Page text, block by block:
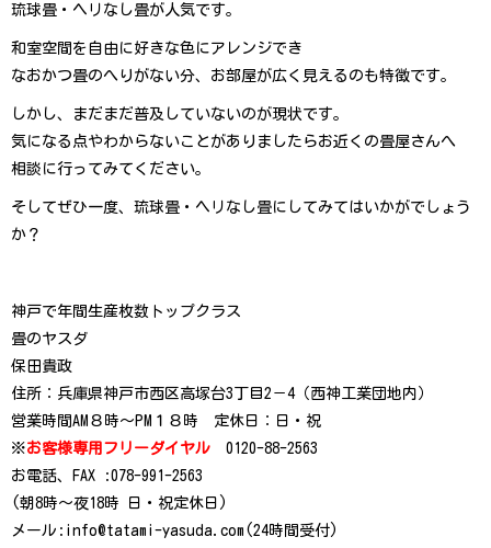
琉球畳・ヘリなし畳が人気です。
和室空間を自由に好きな色にアレンジでき
なおかつ畳のへりがない分、お部屋が広く見えるのも特徴です。
しかし、まだまだ普及していないのが現状です。
気になる点やわからないことがありましたらお近くの畳屋さんへ
相談に行ってみてください。
そしてぜひ一度、琉球畳・ヘリなし畳にしてみてはいかがでしょう
か？
神戸で年間生産枚数トップクラス
畳のヤスダ
保田貴政
住所：兵庫県神戸市西区高塚台3丁目2－4（西神工業団地内）
営業時間AM８時～PM１８時 定休日：日・祝
※お客様専用フリーダイヤル
0120-88-2563
お電話、FAX :078-991-2563
(朝8時〜夜18時 日・祝定休日)
メール:info@tatami-yasuda.com(24時間受付)